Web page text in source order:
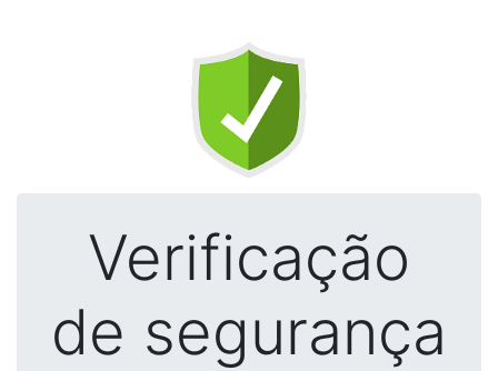
Verificação
de segurança